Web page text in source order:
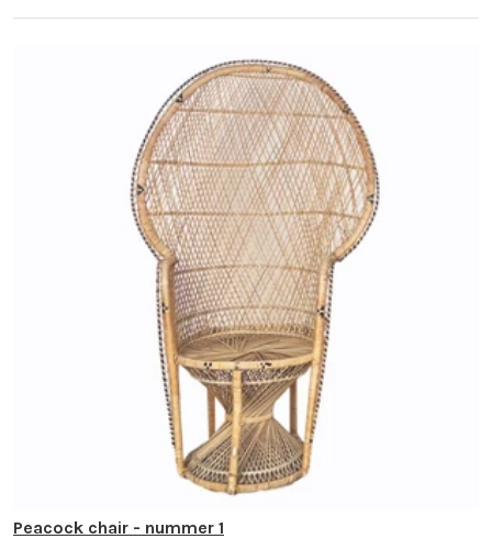
Peacock chair - nummer 1